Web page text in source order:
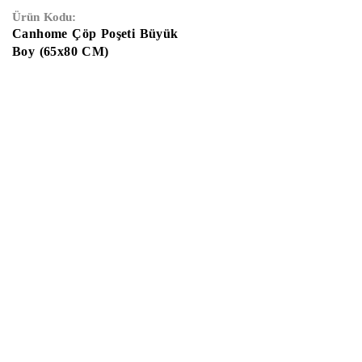
Ürün Kodu:
Canhome Çöp Poşeti Büyük
Boy (65x80 CM)